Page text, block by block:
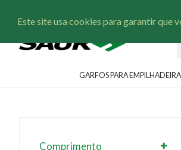
Este site usa cookies para garantir que
GARFOS PARA
Comprimento